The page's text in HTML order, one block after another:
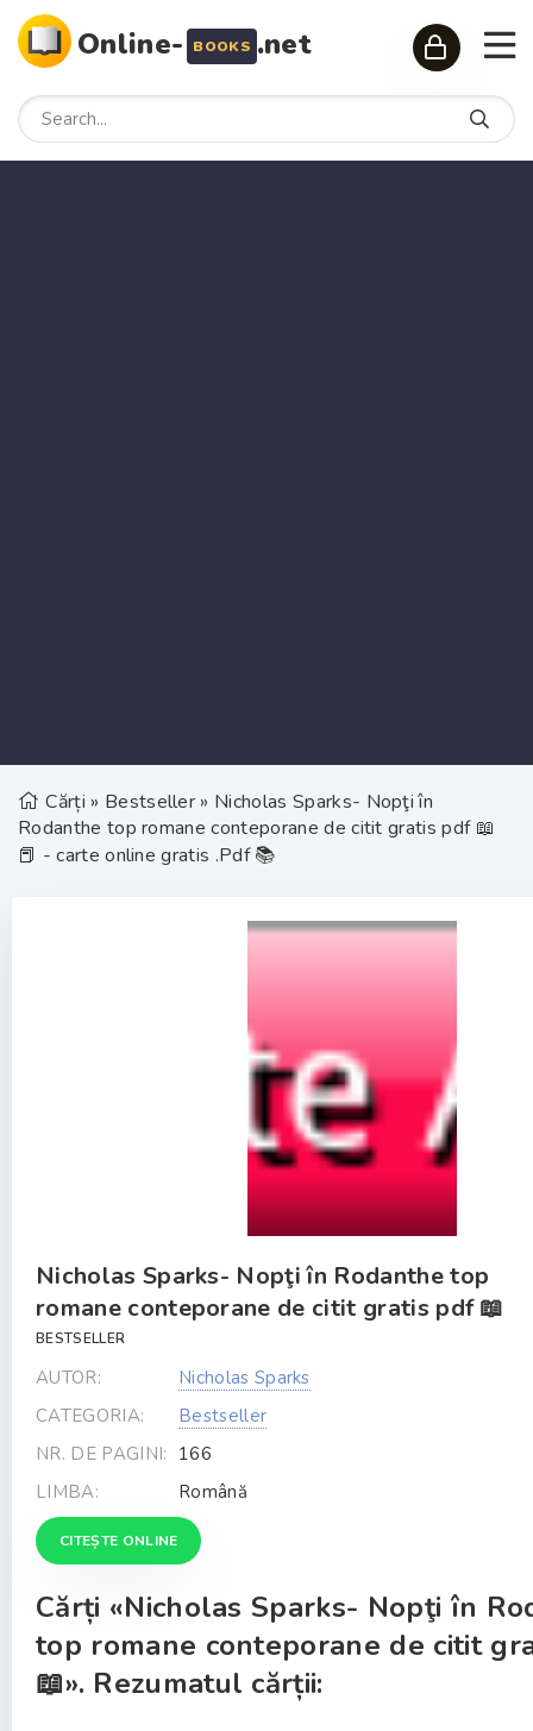
Online- BOOKS .net
Cărți » Bestseller » Nicholas Sparks- Nopţi în
Rodanthe top romane conteporane de citit gratis pdf 📖
📕 - carte online gratis .Pdf 📚
Nicholas Sparks- Nopţi în Rodanthe top
romane conteporane de citit gratis pdf 📖
BESTSELLER
AUTOR:
Nicholas Sparks
CATEGORIA:
Bestseller
NR. DE PAGINI: 166
LIMBA:
Română
CITEȘTE ONLINE
Cărți «Nicholas Sparks- Nopţi în
top romane conteporane de citit
📖». Rezumatul cărții: